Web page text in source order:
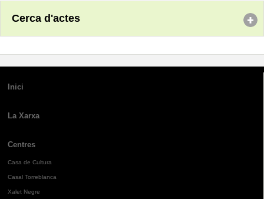
Cerca d'actes
Inici
La Xarxa
Centres
Casa de Cultura
Casal Torreblanca
Xalet Negre